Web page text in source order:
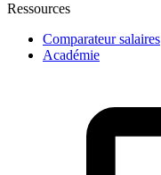
Ressources
Comparateur salaires
Académie